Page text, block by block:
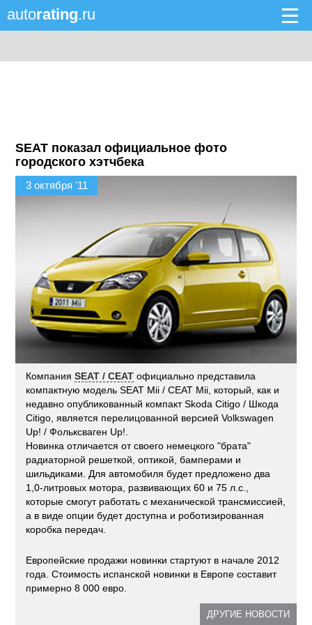
autorating.ru
SEAT показал официальное фото
городского хэтчбека
3 октября '11
КомпанияSEAT / СЕАТ официально представила
компактную модель SEAT Mii / СЕАТ Mii, который, как и
недавно опубликованный компакт Skoda Citigo / Шкода
Citigo, является перелицованной версией Volkswagen
Up! / Фольксваген Up!.
Новинка отличается от своего немецкого "брата"
радиаторной решеткой, оптикой, бамперами и
шильдиками. Для автомобиля будет предложено два
1,0-литровых мотора, развивающих 60 и 75 л.с.,
которые смогут работать с механической трансмиссией,
а в виде опции будет доступна и роботизированная
коробка передач.
Европейские продажи новинки стартуют в начале 2012
года. Стоимость испанской новинки в Европе составит
примерно 8 000 евро.
ДРУГИЕ НОВОСТИ